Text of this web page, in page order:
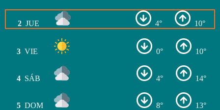
2 JUE 4° 10°
3 VIE 0° 10°
4 SÁB 4° 14°
5 DOM 8° 13°